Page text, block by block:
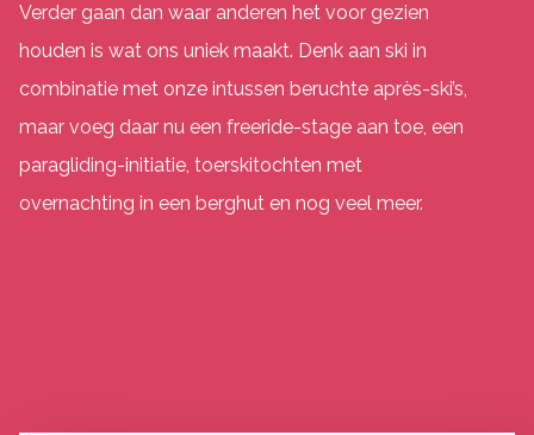
Verder gaan dan waar anderen het voor gezien
houden is wat ons uniek maakt. Denk aan ski in
combinatie met onze intussen beruchte après-ski’s,
maar voeg daar nu een freeride-stage aan toe, een
paragliding-initiatie, toerskitochten met
overnachting in een berghut en nog veel meer.